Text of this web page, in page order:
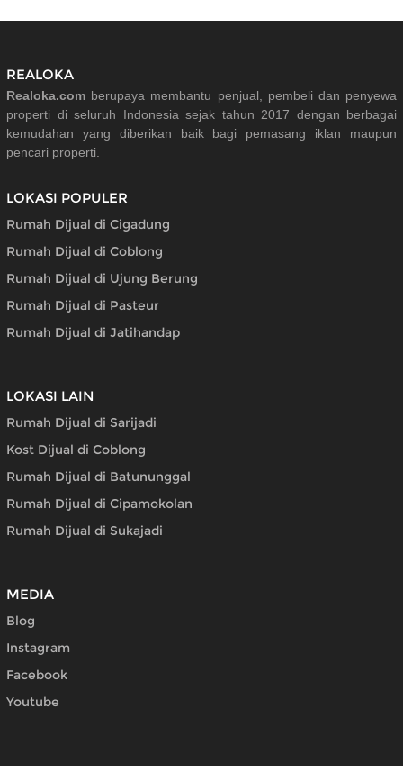
REALOKA
Realoka.com berupaya membantu penjual, pembeli dan penyewa
properti di seluruh Indonesia sejak tahun 2017 dengan berbagai
kemudahan yang diberikan baik bagi pemasang iklan maupun
pencari properti.
LOKASI POPULER
Rumah Dijual di Cigadung
Rumah Dijual di Coblong
Rumah Dijual di Ujung Berung
Rumah Dijual di Pasteur
Rumah Dijual di Jatihandap
LOKASI LAIN
Rumah Dijual di Sarijadi
Kost Dijual di Coblong
Rumah Dijual di Batununggal
Rumah Dijual di Cipamokolan
Rumah Dijual di Sukajadi
MEDIA
Blog
Instagram
Facebook
Youtube